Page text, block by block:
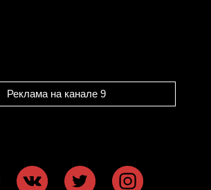
Реклама на канале 9